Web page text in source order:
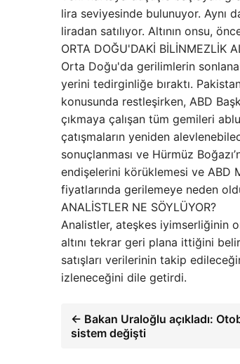
lira seviyesinde bulunuyor. Aynı
liradan satılıyor. Altının onsu,
ORTA DOĞU'DAKİ BİLİNMEZLİK
Orta Doğu'da gerilimlerin
yerini tedirginliğe bıraktı.
konusunda restleşirken, ABD
çıkmaya çalışan tüm gemileri
çatışmaların yeniden
sonuçlanması ve Hürmüz
endişelerini körüklemesi ve ABD
fiyatlarında gerilemeye neden
ANALİSTLER NE SÖYLÜYOR?
Analistler, ateşkes iyimserliğinin
altını tekrar geri plana ittiğini
satışları verilerinin takip
izleneceğini dile getirdi.
← Bakan Uraloğlu açıkladı:
sistem değişti